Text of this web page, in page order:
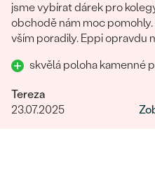
jsme vybírat dárek pro
obchodě nám moc
vším poradily. Eppi opravdu
skvělá poloha kamenné
Tereza
23.07.2025